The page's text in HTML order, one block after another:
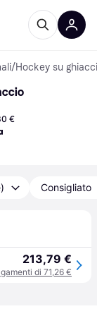
/Hockey su
€
Consigliato
213,79 €
di 71,26 €